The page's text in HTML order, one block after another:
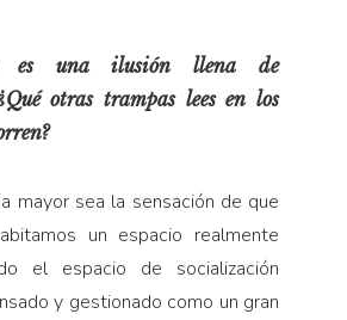
es una ilusión llena de
otras trampas lees en los
mayor sea la sensación de que
un espacio realmente
el espacio de socialización
y gestionado como un gran